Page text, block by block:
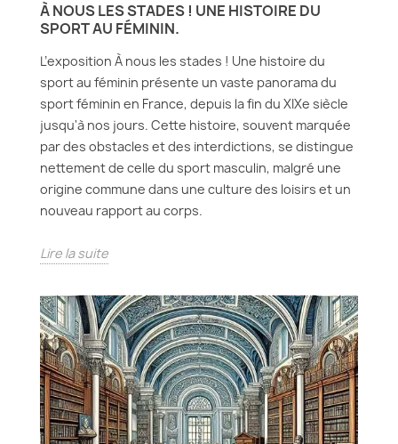
À NOUS LES STADES ! UNE HISTOIRE DU
SPORT AU FÉMININ.
L’exposition À nous les stades ! Une histoire du
sport au féminin présente un vaste panorama du
sport féminin en France, depuis la fin du XIXe siècle
jusqu'à nos jours. Cette histoire, souvent marquée
par des obstacles et des interdictions, se distingue
nettement de celle du sport masculin, malgré une
origine commune dans une culture des loisirs et un
nouveau rapport au corps.
Lire la suite